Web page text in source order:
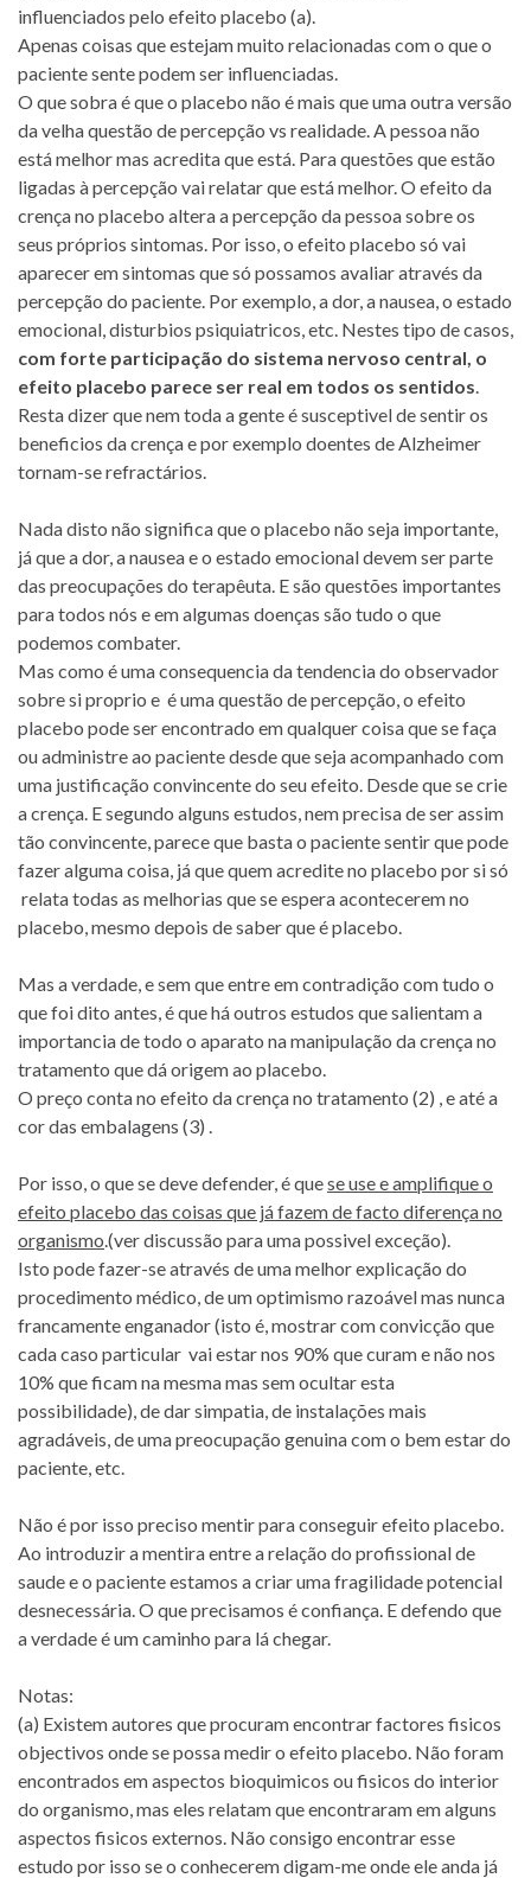
influenciados pelo efeito placebo (a).
Apenas coisas que estejam muito relacionadas com o que o
paciente sente podem ser influenciadas.
O que sobra é que o placebo não é mais que uma outra versão
da velha questão de percepção vs realidade. A pessoa não
está melhor mas acredita que está. Para questões que estão
ligadas à percepção vai relatar que está melhor. O efeito da
crença no placebo altera a percepção da pessoa sobre os
seus próprios sintomas. Por isso, o efeito placebo só vai
aparecer em sintomas que só possamos avaliar através da
percepção do paciente. Por exemplo, a dor, a nausea, o estado
emocional, disturbios psiquiatricos, etc. Nestes tipo de casos,
com forte participação do sistema nervoso central, o
efeito placebo parece ser real em todos os sentidos.
Resta dizer que nem toda a gente é susceptivel de sentir os
beneficios da crença e por exemplo doentes de Alzheimer
tornam-se refractários.
Nada disto não significa que o placebo não seja importante,
já que a dor, a nausea e o estado emocional devem ser parte
das preocupações do terapêuta. E são questões importantes
para todos nós e em algumas doenças são tudo o que
podemos combater.
Mas como é uma consequencia da tendencia do observador
sobre si proprio e é uma questão de percepção, o efeito
placebo pode ser encontrado em qualquer coisa que se faça
ou administre ao paciente desde que seja acompanhado com
uma justificação convincente do seu efeito. Desde que se crie
a crença. E segundo alguns estudos, nem precisa de ser assim
tão convincente, parece que basta o paciente sentir que pode
fazer alguma coisa, já que quem acredite no placebo por si só
relata todas as melhorias que se espera acontecerem no
placebo, mesmo depois de saber que é placebo.
Mas a verdade, e sem que entre em contradição com tudo o
que foi dito antes, é que há outros estudos que salientam a
importancia de todo o aparato na manipulação da crença no
tratamento que dá origem ao placebo.
O preço conta no efeito da crença no tratamento (2) , e até a
cor das embalagens (3) .
Por isso, o que se deve defender, é quese use e amplifique o
efeito placebo das coisas que já fazem de facto diferença no
organismo.(ver discussão para uma possivel exceção).
Isto pode fazer-se através de uma melhor explicação do
procedimento médico, de um optimismo razoável mas nunca
francamente enganador (isto é, mostrar com convicção que
cada caso particular vai estar nos 90% que curam e não nos
10% que ficam na mesma mas sem ocultar esta
possibilidade), de dar simpatia, de instalações mais
agradáveis, de uma preocupação genuina com o bem estar do
paciente, etc.
Não é por isso preciso mentir para conseguir efeito placebo.
Ao introduzir a mentira entre a relação do profissional de
saude e o paciente estamos a criar uma fragilidade potencial
desnecessária. O que precisamos é confiança. E defendo que
a verdade é um caminho para lá chegar.
Notas:
(a) Existem autores que procuram encontrar factores fisicos
objectivos onde se possa medir o efeito placebo. Não foram
encontrados em aspectos bioquimicos ou fisicos do interior
do organismo, mas eles relatam que encontraram em alguns
aspectos fisicos externos. Não consigo encontrar esse
estudo por isso se o conhecerem digam-me onde ele anda já